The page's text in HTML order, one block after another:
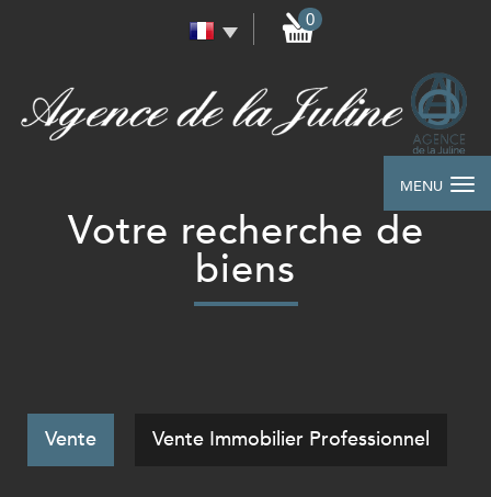
0
MENU
votre recherche de
biens
Vente Vente Immobilier Professionnel